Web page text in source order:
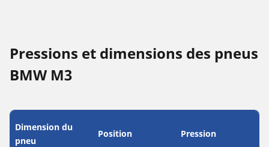
Pressions et dimensions des pneus
BMW M3
Dimension du
pneu
Position Pression